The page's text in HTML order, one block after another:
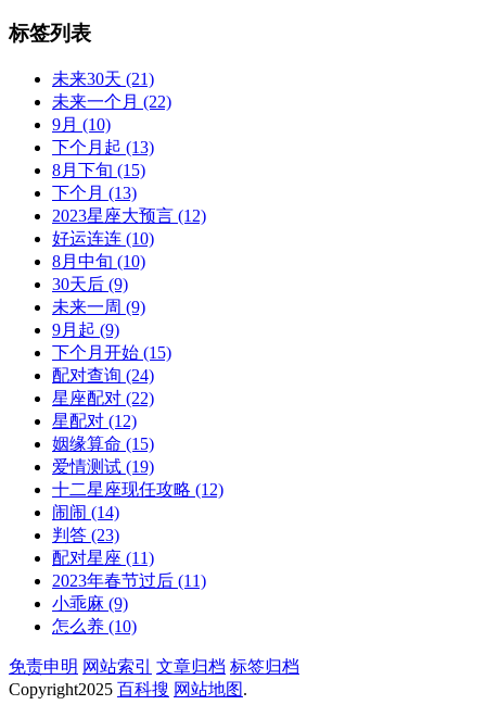
标签列表
未来30天 (21)
未来一个月 (22)
9月 (10)
下个月起 (13)
8月下旬 (15)
下个月 (13)
2023星座大预言 (12)
好运连连 (10)
8月中旬 (10)
30天后 (9)
未来一周 (9)
9月起 (9)
下个月开始 (15)
配对查询 (24)
星座配对 (22)
星配对 (12)
姻缘算命 (15)
爱情测试 (19)
十二星座现任攻略 (12)
闹闹 (14)
判答 (23)
配对星座 (11)
2023年春节过后 (11)
小乖麻 (9)
怎么养 (10)
免责申明 网站索引 文章归档 标签归档
Copyright2025 百科搜 网站地图.